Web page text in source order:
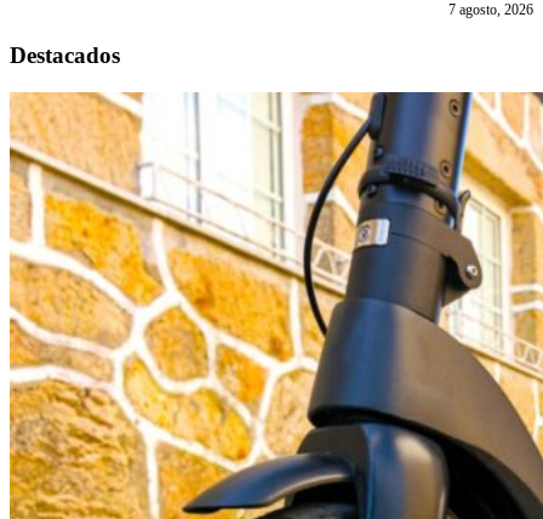
7 agosto, 2026
Destacados